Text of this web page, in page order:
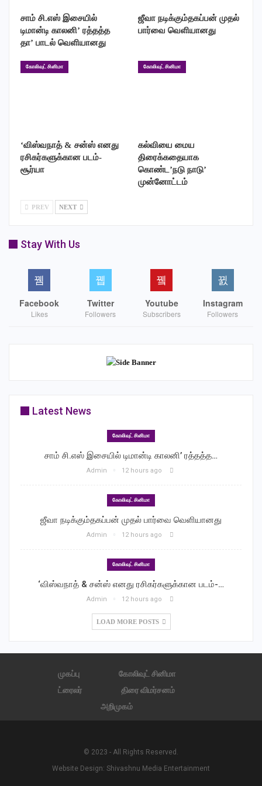
பதிவில்லிப்ரா ரவீந்தருக்கு அதிகமான வாக்குகள்
பதிவாகிவருவதாக கூறப்படுகிறது.
சாம் சி.எஸ் இசையில்
டிமான்டி காலனி’ ரத்தத்த
தா’ பாடல் வெளியானது
ஜீவா நடிக்கும்தகப்பன் முதல்
பார்வை வெளியானது
கோலிவுட் சினிமா
‘விஸ்வநாத் & சன்ஸ் எனது
ரசிகர்களுக்கான படம்-
சூர்யா
கோலிவுட் சினிமா
கல்வியை மைய
திரைக்கதையாக
கொண்ட’நடு நாடு’
முன்னோட்டம்
PREV NEXT
Stay With Us
Facebook
Likes
Twitter
Followers
Youtube
Subscribers
Instagram
Followers
Latest News
கோலிவுட் சினிமா
சாம் சி.எஸ் இசையில் டிமான்டி காலனி’ ரத்தத்த…
Admin 12 hours ago
கோலிவுட் சினிமா
ஜீவா நடிக்கும்தகப்பன் முதல் பார்வை வெளியானது
Admin 12 hours ago
கோலிவுட் சினிமா
‘விஸ்வநாத் & சன்ஸ் எனது ரசிகர்களுக்கான படம்-…
Admin 12 hours ago
LOAD MORE POSTS
முகப்பு
கோலிவுட் சினிமா
ட்ரைலர்
திரை விமர்சனம்
அறிமுகம்
© 2023 - All Rights Reserved.
Website Design: Shivashnu Media Entertainment